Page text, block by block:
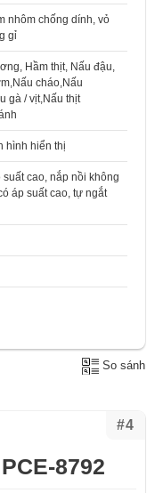
nhôm chống dính, vỏ
gỉ
Hầm thịt, Nấu đậu,
cháo,Nấu
gà / vịt,Nấu thịt
hình hiển thị
suất cao, nắp nồi không
áp suất cao, tự ngắt
So sánh
#4
8792